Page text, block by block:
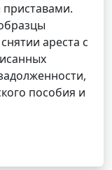
ареста с
пособия и